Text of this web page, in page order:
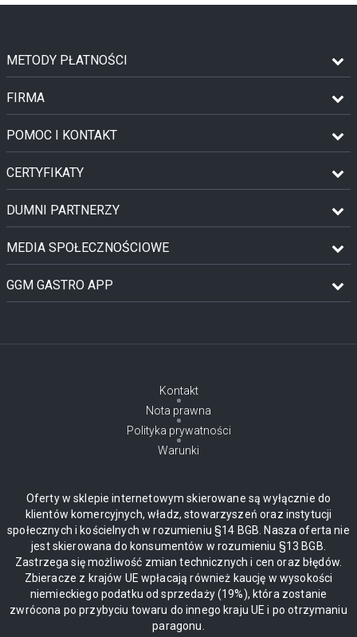
METODY PŁATNOŚCI
FIRMA
POMOC I KONTAKT
CERTYFIKATY
DUMNI PARTNERZY
MEDIA SPOŁECZNOŚCIOWE
GGM GASTRO APP
Kontakt
Nota prawna
Polityka prywatności
Warunki
Oferty w sklepie internetowym skierowane są wyłącznie do
klientów komercyjnych, władz, stowarzyszeń oraz instytucji
społecznych i kościelnych w rozumieniu §14 BGB. Nasza oferta nie
jest skierowana do konsumentów w rozumieniu §13 BGB.
Zastrzega się możliwość zmian technicznych i cen oraz błędów.
Zbieracze z krajów UE wpłacają również kaucję w wysokości
niemieckiego podatku od sprzedaży (19%), która zostanie
zwrócona po przybyciu towaru do innego kraju UE i po otrzymaniu
paragonu.